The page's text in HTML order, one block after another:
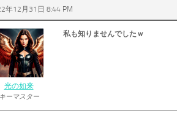
年12月31日 8:44 PM
光の如来
キーマスター
私も知りませんでしたｗ